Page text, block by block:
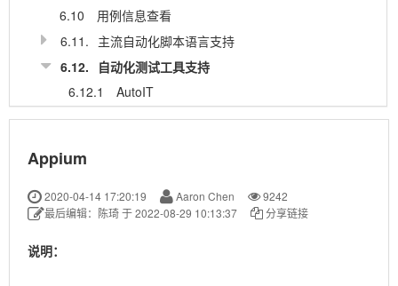
6.10
用例信息查看
6.11. 主流自动化脚本语言支持
6.12.
自动化测试工具支持
6.12.1
AutoIT
6.12.2
Selenium
6.12.4
6.12.5
Cypress
6.12.6
Playwright
Appium
2020-04-14 17:20:19 Aaron Chen
9242
最后编辑：陈琦 于 2022-08-29 10:13:37
分享链接
说明：